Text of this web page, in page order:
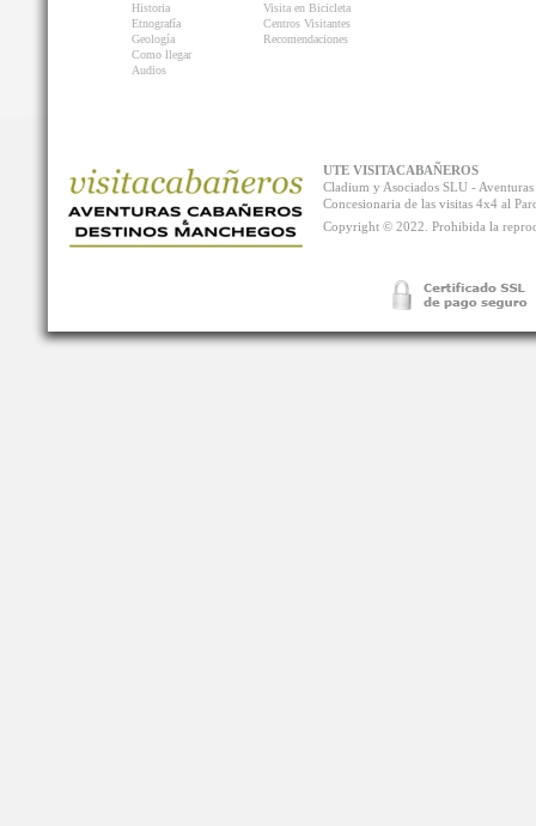
Historia
Etnografía
Geología
Como llegar
Audios
Visita en Bicicleta
Centros Visitantes
Recomendaciones
UTE VISITACABAÑEROS
Cladium y Asociados SLU -
Concesionaria de las visitas 4x4 al
Copyright © 2022. Prohibida la